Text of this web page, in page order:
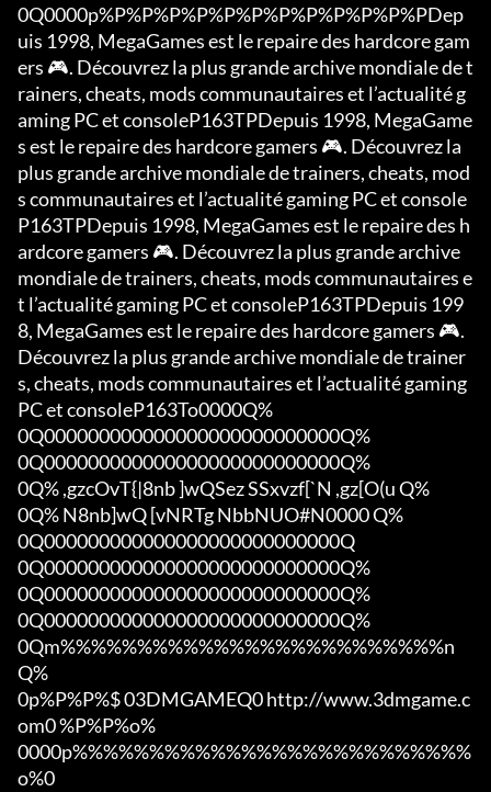
0Q0000p%P%P%P%P%P%P%P%P%P%P%P%PDep
uis 1998, MegaGames est le repaire des hardcore gam
ers 🎮. Découvrez la plus grande archive mondiale de t
rainers, cheats, mods communautaires et l’actualité g
aming PC et consoleP163TPDepuis 1998, MegaGame
s est le repaire des hardcore gamers 🎮. Découvrez la
plus grande archive mondiale de trainers, cheats, mod
s communautaires et l’actualité gaming PC et console
P163TPDepuis 1998, MegaGames est le repaire des h
ardcore gamers 🎮. Découvrez la plus grande archive
mondiale de trainers, cheats, mods communautaires e
t l’actualité gaming PC et consoleP163TPDepuis 199
8, MegaGames est le repaire des hardcore gamers 🎮.
Découvrez la plus grande archive mondiale de trainer
s, cheats, mods communautaires et l’actualité gaming
PC et consoleP163To0000Q%
0Q000000000000000000000000000Q%
0Q000000000000000000000000000Q%
0Q% ,gzcOvT{|8nb ]wQSez SSxvzf[`N ,gz[O(u Q%
0Q% N8nb]wQ [vNRTg NbbNUO#N0000 Q%
0Q000000000000000000000000000Q
0Q000000000000000000000000000Q%
0Q000000000000000000000000000Q%
0Q000000000000000000000000000Q%
0Qm%%%%%%%%%%%%%%%%%%%%%%%%%n
Q%
0p%P%P%$ 03DMGAMEQ0 http://www.3dmgame.c
om0 %P%P%o%
0000p%%%%%%%%%%%%%%%%%%%%%%%%%%
o%0